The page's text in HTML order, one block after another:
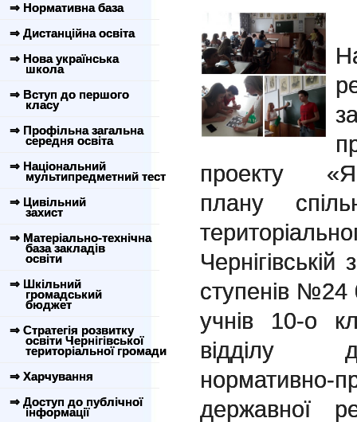
⇒ Нормативна база
⇒ Дистанційна освіта
⇒ Нова українська
школа
⇒ Вступ до першого
класу
⇒ Профільна загальна
середня освіта
⇒ Національний
мультипредметний тест
⇒ Цивільний
захист
⇒ Матеріально-технічна
база закладів
освіти
⇒ Шкільний
громадський
бюджет
⇒ Стратегія розвитку
освіти Чернігівської
територіальної громади
⇒ Харчування
⇒ Доступ до публічної
інформації
проекту
плану
Чернігівській
ступенів №24
учнів 10-о
відділу
нормативно-
державної